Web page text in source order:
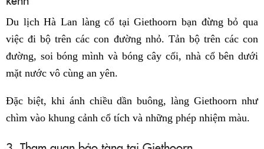
Du lịch Hà Lan làng cổ tại Giethoorn bạn đừng bỏ qua
việc đi bộ trên các con đường nhỏ. Tản bộ trên các con
đường, soi bóng mình và bóng cây cối, nhà cổ bên dưới
mặt nước vô cùng an yên.
Đặc biệt, khi ánh chiều dần buông, làng Giethoorn như
chìm vào khung cảnh cổ tích và những phép nhiệm màu.